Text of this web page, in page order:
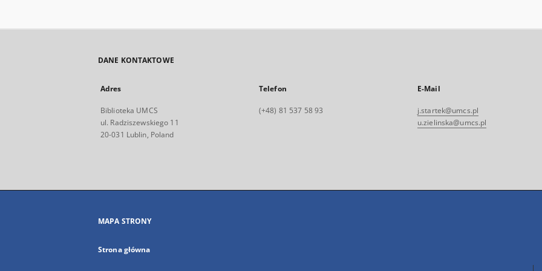
DANE KONTAKTOWE
Adres
Biblioteka UMCS
ul. Radziszewskiego 11
20-031 Lublin, Poland
Telefon
(+48) 81 537 58 93
E-Mail
j.startek@umcs.pl
u.zielinska@umcs.pl
MAPA STRONY
Strona główna